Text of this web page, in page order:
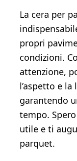
La cera per
propri
condizioni.
attenzione,
l’aspetto e
garantendo
tempo.
utile e ti
parquet.